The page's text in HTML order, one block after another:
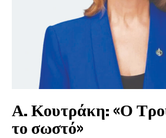
Α. Κουτράκη: «Ο
το σωστό»